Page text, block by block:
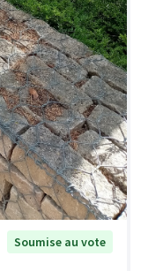
Soumise au vote